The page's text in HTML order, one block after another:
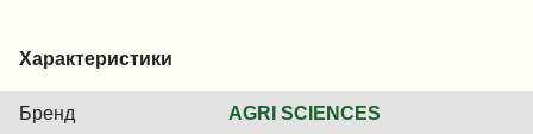
Характеристики
Бренд AGRI SCIENCES